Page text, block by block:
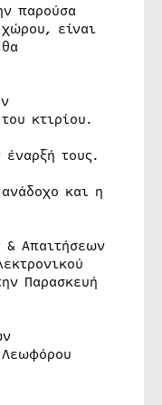
παρούσα
είναι
κτιρίου.
τους.
και η
& Απαιτήσεων
Παρασκευή